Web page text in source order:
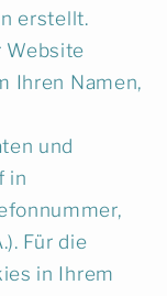
erstellt.
Website
Ihren Namen,
und
in
Für die
in Ihrem